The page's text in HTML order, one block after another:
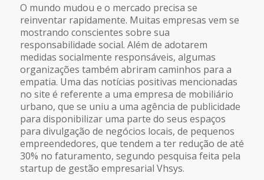
O mundo mudou e o mercado precisa se
reinventar rapidamente. Muitas empresas vem se
mostrando conscientes sobre sua
responsabilidade social. Além de adotarem
medidas socialmente responsáveis, algumas
organizações também abriram caminhos para a
empatia. Uma das notícias positivas mencionadas
no site é referente a uma empresa de mobiliário
urbano, que se uniu a uma agência de publicidade
para disponibilizar uma parte do seus espaços
para divulgação de negócios locais, de pequenos
empreendedores, que tendem a ter redução de até
30% no faturamento, segundo pesquisa feita pela
startup de gestão empresarial Vhsys.